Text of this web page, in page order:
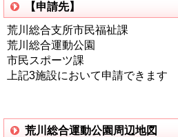
【申請先】
荒川総合支所市民福祉課
荒川総合運動公園
市民スポーツ課
上記3施設において申請できます
荒川総合運動公園周辺地図